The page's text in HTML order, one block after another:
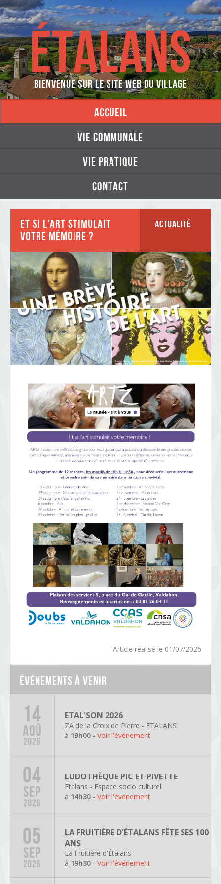
ÉTALANS
Bienvenue sur le site web du village
accueil
vie communale
vie pratique
contact
Et si l'art stimulait
votre mémoire ?
Actualité
Article réalisé le 01/07/2026
Événements à venir
14
AOÛ
2026
ETAL'SON 2026
ZA de la Croix de Pierre - ETALANS
à 19h00 - Voir l'événement
04
SEP
2026
LUDOTHÈQUE PIC ET PIVETTE
Etalans - Espace socio culturel
à 14h30 - Voir l'événement
05
SEP
2026
LA FRUITIÈRE D'ÉTALANS FÊTE SES 100
ANS
La Fruitière d'Étalans
à 19h30 - Voir l'événement